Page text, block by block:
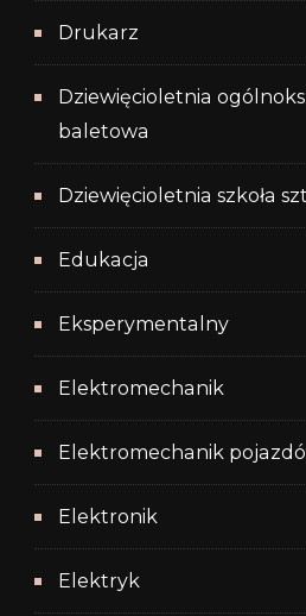
Drukarz
Dziewięcioletnia
baletowa
Dziewięcioletnia szkoła
Edukacja
Eksperymentalny
Elektromechanik
Elektromechanik
Elektronik
Elektryk